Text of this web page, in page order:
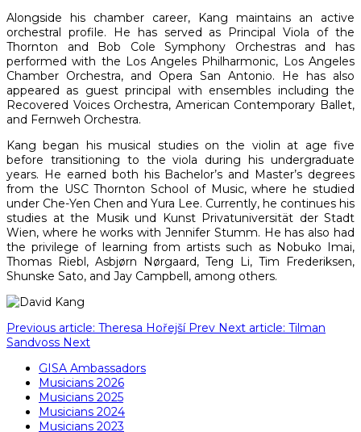
Alongside his chamber career, Kang maintains an active
orchestral profile. He has served as Principal Viola of the
Thornton and Bob Cole Symphony Orchestras and has
performed with the Los Angeles Philharmonic, Los Angeles
Chamber Orchestra, and Opera San Antonio. He has also
appeared as guest principal with ensembles including the
Recovered Voices Orchestra, American Contemporary Ballet,
and Fernweh Orchestra.
Kang began his musical studies on the violin at age five
before transitioning to the viola during his undergraduate
years. He earned both his Bachelor’s and Master’s degrees
from the USC Thornton School of Music, where he studied
under Che-Yen Chen and Yura Lee. Currently, he continues his
studies at the Musik und Kunst Privatuniversität der Stadt
Wien, where he works with Jennifer Stumm. He has also had
the privilege of learning from artists such as Nobuko Imai,
Thomas Riebl, Asbjørn Nørgaard, Teng Li, Tim Frederiksen,
Shunske Sato, and Jay Campbell, among others.
Previous article: Theresa Hořejší Prev Next article: Tilman
Sandvoss Next
GISA Ambassadors
Musicians 2026
Musicians 2025
Musicians 2024
Musicians 2023